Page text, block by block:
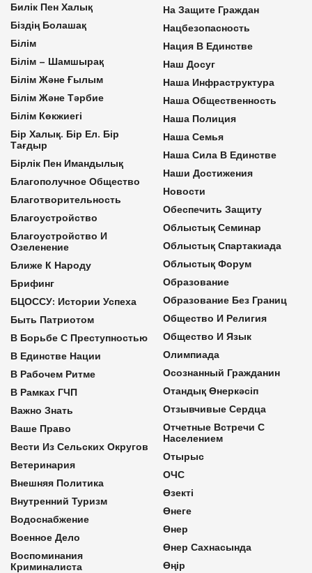
Билік Пен Халық
Біздің Болашақ
Білім
Білім – Шамшырақ
Білім Және Ғылым
Білім Және Тәрбие
Білім Көкжиегі
Бір Халық. Бір Ел. Бір
Тағдыр
Бірлік Пен Имандылық
Благополучное Общество
Благотворительность
Благоустройство
Благоустройство И
Озеленение
Ближе К Народу
Брифинг
БЦОССУ: Истории Успеха
Быть Патриотом
В Борьбе С Преступностью
В Единстве Нации
В Рабочем Ритме
В Рамках ГЧП
Важно Знать
Ваше Право
Вести Из Сельских Округов
Ветеринария
Внешняя Политика
Внутренний Туризм
Водоснабжение
Военное Дело
Воспоминания
Криминалиста
На Защите Граждан
Нацбезопасность
Нация В Единстве
Наш Досуг
Наша Инфраструктура
Наша Общественность
Наша Полиция
Наша Семья
Наша Сила В Единстве
Наши Достижения
Новости
Обеспечить Защиту
Облыстық Семинар
Облыстық Спартакиада
Облыстық Форум
Образование
Образование Без Границ
Общество И Религия
Общество И Язык
Олимпиада
Осознанный Гражданин
Отандық Өнеркәсіп
Отзывчивые Сердца
Отчетные Встречи С
Населением
Отырыс
ОЧС
Өзекті
Өнеге
Өнер
Өнер Сахнасында
Өңір